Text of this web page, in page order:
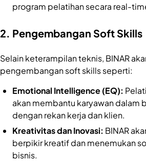
program pelatihan secara real-
2. Pengembangan Soft Skills
Selain keterampilan teknis, BINAR
pengembangan soft skills seperti:
Emotional Intelligence (EQ):
akan membantu karyawan dalam
dengan rekan kerja dan klien.
Kreativitas dan Inovasi: BINAR
berpikir kreatif dan menemukan
bisnis.